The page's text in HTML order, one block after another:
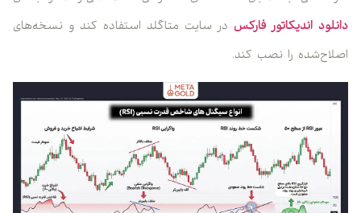
دانلود اندیکاتور فارکس در سایت متاگلد استفاده کند و نسخه‌های
اصلاح‌شده را نصب کند.